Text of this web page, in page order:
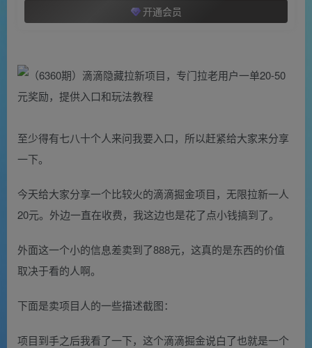
开通会员
至少得有七八十个人来问我要入口，所以赶紧给大家来分享
一下。
今天给大家分享一个比较火的滴滴掘金项目，无限拉新一人
20元。外边一直在收费，我这边也是花了点小钱搞到了。
外面这一个小的信息差卖到了888元，这真的是东西的价值
取决于看的人啊。
下面是卖项目人的一些描述截图：
项目到手之后我看了一下，这个滴滴掘金说白了也就是一个